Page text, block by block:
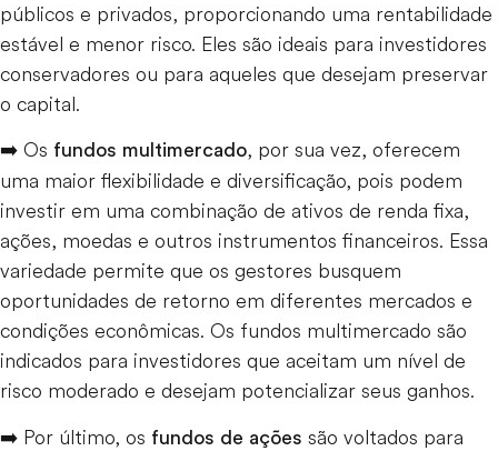
públicos e privados, proporcionando uma rentabilidade
estável e menor risco. Eles são ideais para investidores
conservadores ou para aqueles que desejam preservar
o capital.
➡️ Os fundos multimercado, por sua vez, oferecem
uma maior flexibilidade e diversificação, pois podem
investir em uma combinação de ativos de renda fixa,
ações, moedas e outros instrumentos financeiros. Essa
variedade permite que os gestores busquem
oportunidades de retorno em diferentes mercados e
condições econômicas. Os fundos multimercado são
indicados para investidores que aceitam um nível de
risco moderado e desejam potencializar seus ganhos.
➡️ Por último, os fundos de ações são voltados para